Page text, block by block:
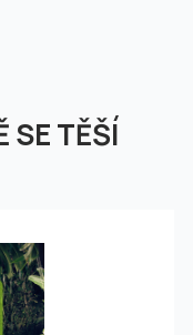
SE TĚŠÍ